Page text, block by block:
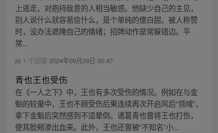
上逃走，对抱持敌意的人相当敏感。他缺少自己的主见，
别人说什么就容易信什么，是个单纯的傻白甜。被人称赞
时，没办法遮掩自己的情绪；招牌动作是常躲错边。平
常...
1 个回答 2024年09月29日 00:47
青也王也受伤
在《一人之下》中，王也有多次受伤的情况。例如在与金
魁的较量中，王也不顾受伤后果连续再次开启风后“领域”，
拿下金魁后突然感到不适晕倒。诸葛青也曾将王也打伤，
使其脸颊渗出血来。此外，王也还曾被“不知名”小...